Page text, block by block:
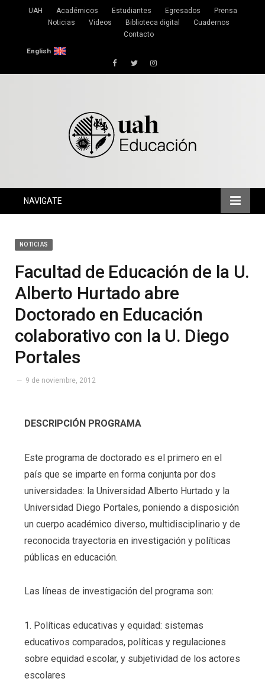
UAH Académicos Estudiantes Egresados
Prensa
Noticias
Videos Biblioteca digital
Cuadernos
Contacto
English
FacebookTwitterInstagram
NAVIGATE
NOTICIAS
Facultad de Educación de la U.
Alberto Hurtado abre
Doctorado en Educación
colaborativo con la U. Diego
Portales
9 de noviembre, 2012
DESCRIPCIÓN PROGRAMA
Este programa de doctorado es el primero en el
país que se imparte en forma conjunta por dos
universidades: la Universidad Alberto Hurtado y la
Universidad Diego Portales, poniendo a disposición
un cuerpo académico diverso, multidisciplinario y de
reconocida trayectoria en investigación y políticas
públicas en educación.
Las líneas de investigación del programa son:
1. Políticas educativas y equidad: sistemas
educativos comparados, políticas y regulaciones
sobre equidad escolar, y subjetividad de los actores
escolares